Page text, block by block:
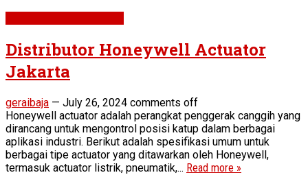
Distributor Honeywell Actuator
Jakarta
geraibaja — July 26, 2024 comments off
Honeywell actuator adalah perangkat penggerak canggih yang
dirancang untuk mengontrol posisi katup dalam berbagai
aplikasi industri. Berikut adalah spesifikasi umum untuk
berbagai tipe actuator yang ditawarkan oleh Honeywell,
termasuk actuator listrik, pneumatik,... Read more »